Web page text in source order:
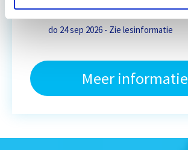
Eerstvolgende startdatum
do 24 sep 2026 - Zie lesinformatie
Meer informatie